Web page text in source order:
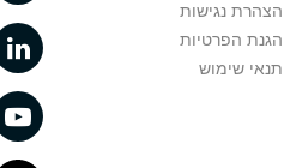
הצהרת נגישות
הגנת הפרטיות
תנאי שימוש